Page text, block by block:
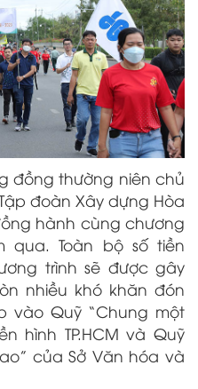
đồng thường niên chủ
đoàn Xây dựng Hòa
hành cùng chương
qua. Toàn bộ số tiền
trình sẽ được gây
nhiều khó khăn đón
vào Quỹ “Chung một
hình TP.HCM và Quỹ
của Sở Văn hóa và